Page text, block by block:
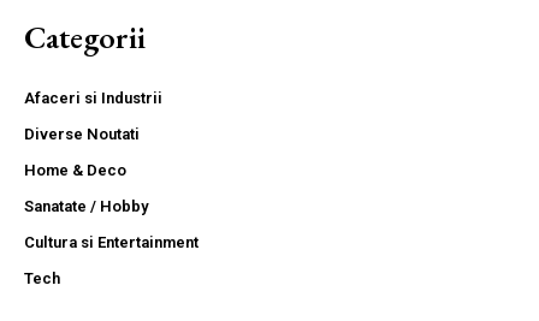
Categorii
Afaceri si Industrii
Diverse Noutati
Home & Deco
Sanatate / Hobby
Cultura si Entertainment
Tech